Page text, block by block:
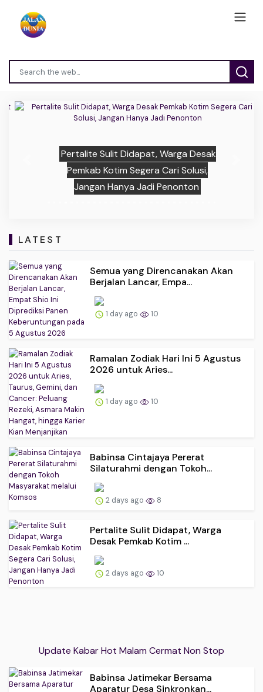
Pertalite Sulit Didapat, Warga Desak
Pemkab Kotim Segera Cari Solusi,
Jangan Hanya Jadi Penonton
LATEST
Semua yang Direncanakan Akan
Berjalan Lancar, Empa...
1 day ago 10
Ramalan Zodiak Hari Ini 5 Agustus
2026 untuk Aries...
1 day ago 10
Babinsa Cintajaya Pererat
Silaturahmi dengan Tokoh...
2 days ago 8
Pertalite Sulit Didapat, Warga
Desak Pemkab Kotim ...
2 days ago 10
Update Kabar Hot Malam Cermat Non Stop
Babinsa Jatimekar Bersama
Aparatur Desa Sinkronkan...